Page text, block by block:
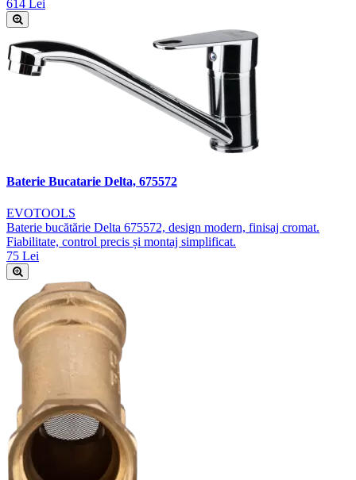
614 Lei
Baterie Bucatarie Delta, 675572
EVOTOOLS
Baterie bucătărie Delta 675572, design modern, finisaj cromat.
Fiabilitate, control precis și montaj simplificat.
75 Lei